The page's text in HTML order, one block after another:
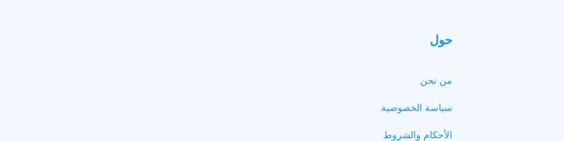
حول
من نحن
سياسة الخصوصية
الأحكام والشروط